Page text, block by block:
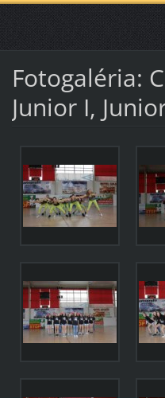
Fotogaléria:
Junior I,